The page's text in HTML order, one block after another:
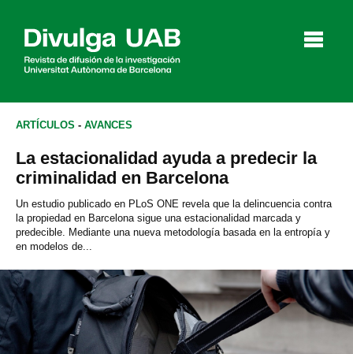
Vídeos
Agenda
English Català
BUSCAR
ARTÍCULOS - AVANCES
La estacionalidad ayuda a predecir la
criminalidad en Barcelona
Un estudio publicado en PLoS ONE revela que la delincuencia contra
la propiedad en Barcelona sigue una estacionalidad marcada y
predecible. Mediante una nueva metodología basada en la entropía y
en modelos de...